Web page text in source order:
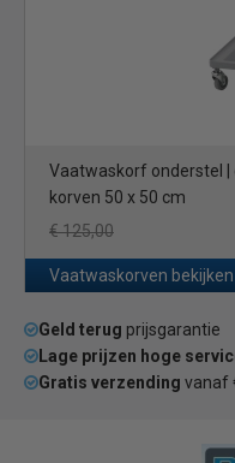
Vaatwaskorf onderstel |
korven 50 x 50 cm
€ 125,00
Vaatwaskorven bekijken
Geld terug prijsgarantie
Lage prijzen hoge
Gratis verzending vanaf